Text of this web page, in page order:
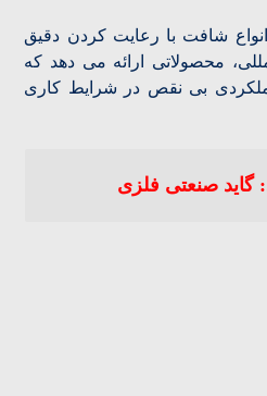
انواع شافت با رعایت کردن دقیق
محصولاتی ارائه می دهد که
بی نقص در شرایط کاری
گاید صنعتی فلزی